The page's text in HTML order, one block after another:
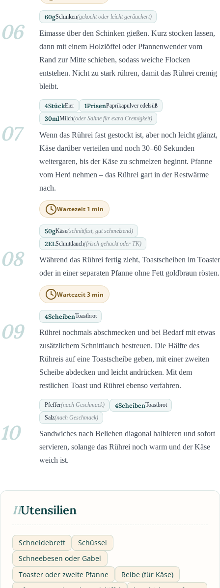
60gSchinken(gekocht oder leicht geräuchert)
06
Eimasse über den Schinken gießen. Kurz stocken lassen,
dann mit einem Holzlöffel oder Pfannenwender vom
Rand zur Mitte schieben, sodass weiche Flocken
entstehen. Nicht zu stark rühren, damit das Rührei cremig
bleibt.
4StückEier 1PrisenPaprikapulver edelsüß
30mlMilch(oder Sahne für extra Cremigkeit)
07
Wenn das Rührei fast gestockt ist, aber noch leicht glänzt,
Käse darüber verteilen und noch 30–60 Sekunden
weitergaren, bis der Käse zu schmelzen beginnt. Pfanne
vom Herd nehmen – das Rührei gart in der Restwärme
nach.
Wartezeit 1 min
50gKäse(schnittfest, gut schmelzend)
2ELSchnittlauch(frisch gehackt oder TK)
08
Während das Rührei fertig zieht, Toastscheiben im Toaster
oder in einer separaten Pfanne ohne Fett goldbraun rösten.
Wartezeit 3 min
4ScheibenToastbrot
09
Rührei nochmals abschmecken und bei Bedarf mit etwas
zusätzlichem Schnittlauch bestreuen. Die Hälfte des
Rühreis auf eine Toastscheibe geben, mit einer zweiten
Scheibe abdecken und leicht andrücken. Mit dem
restlichen Toast und Rührei ebenso verfahren.
Pfeffer(nach Geschmack) 4ScheibenToastbrot
Salz(nach Geschmack)
10
Sandwiches nach Belieben diagonal halbieren und sofort
servieren, solange das Rührei noch warm und der Käse
weich ist.
IIUtensilien
Schneidebrett
Schüssel
Schneebesen oder Gabel
Toaster oder zweite Pfanne
Reibe (für Käse)